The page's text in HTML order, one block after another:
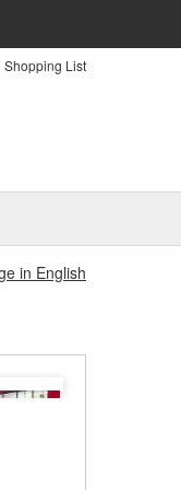
Shopping List
in English